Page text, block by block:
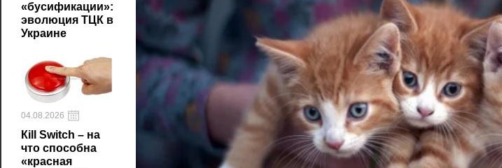
«бусификации»:
эволюция ТЦК в
Украине
04.08.2026
Кill Switch – на
что способна
«красная